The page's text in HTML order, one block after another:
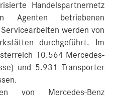
Handelspartnernetz
betriebenen
werden von
durchgeführt. Im
10.564 Mercedes-
und 5.931 Transporter
von Mercedes-Benz